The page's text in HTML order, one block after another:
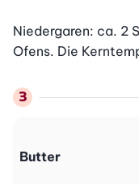
Niedergaren: ca. 2
Ofens. Die
Butter